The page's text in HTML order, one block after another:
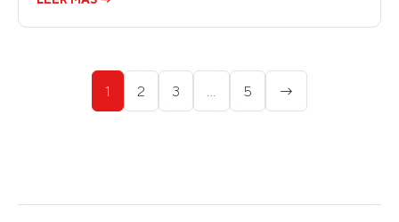
Paginación
1 2 3 … 5 →